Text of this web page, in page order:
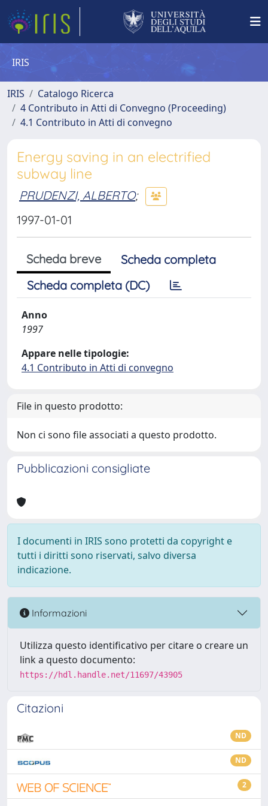
IRIS
IRIS
Catalogo Ricerca
4 Contributo in Atti di Convegno (Proceeding)
4.1 Contributo in Atti di convegno
Energy saving in an electrified
subway line
PRUDENZI, ALBERTO;
1997-01-01
Scheda breve
Scheda completa
Scheda completa (DC)
Anno
1997
Appare nelle tipologie:
4.1 Contributo in Atti di convegno
File in questo prodotto:
Non ci sono file associati a questo prodotto.
Pubblicazioni consigliate
I documenti in IRIS sono protetti da copyright e
tutti i diritti sono riservati, salvo diversa
indicazione.
Informazioni
Utilizza questo identificativo per citare o creare un
link a questo documento:
https://hdl.handle.net/11697/43905
Citazioni
ND
ND
2